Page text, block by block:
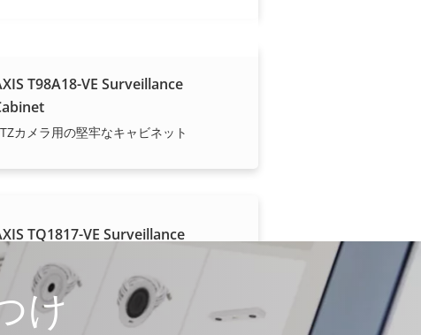
T98A18-VE Surveillance
カメラ用の堅牢なキャビネット
TQ1817-VE Surveillance
ームカメラ設置用の堅牢なキャビネット
け